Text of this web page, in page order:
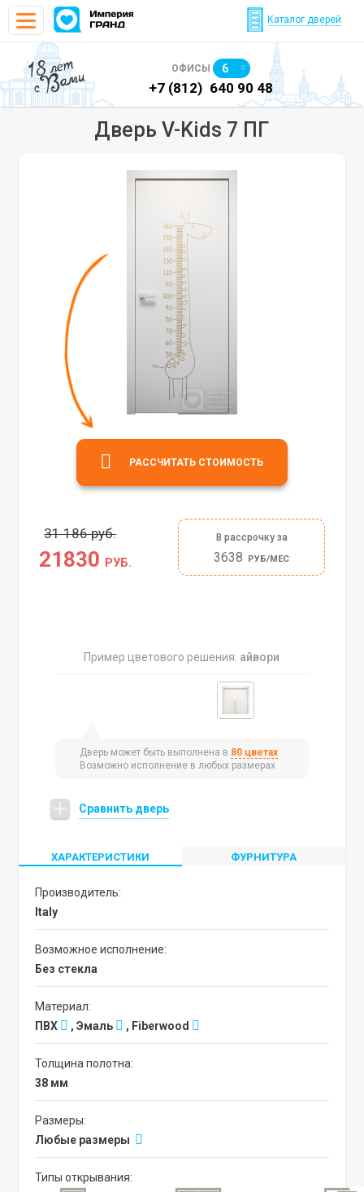
Каталог дверей
18 лет
с Вами ОФИСЫ 6
640 90 48 +7 (812) 640 90 48
Дверь V-Kids 7 ПГ
31 186 руб.
21830 РУБ.
В рассрочку за
3638 РУБ/МЕС
РАССЧИТАТЬ СТОИМОСТЬ
Пример цветового решения: айвори
Дверь может быть выполнена в 80 цветах
Возможно исполнение в любых размерах
Сравнить дверь
ХАРАКТЕРИСТИКИ ФУРНИТУРА
Производитель:
Italy
Возможное исполнение:
без стекла
Материал:
ПВХ
, Эмаль , Fiberwood
Толщина полотна:
38 мм
Размеры:
Любые размеры
Типы открывания: